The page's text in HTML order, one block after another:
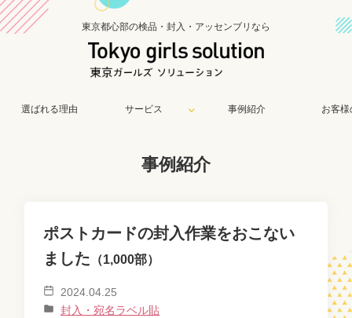
東京都心部の検品・封入・アッセンブリなら
選ばれる理由 サービス 事例紹介 お客様
事例紹介
ポストカードの封入作業をおこない
ました （1,000部）
2024.04.25
封入・宛名ラベル貼